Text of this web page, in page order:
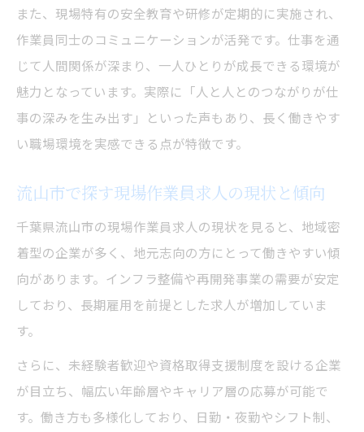
また、現場特有の安全教育や研修が定期的に実施され、
作業員同士のコミュニケーションが活発です。仕事を通
じて人間関係が深まり、一人ひとりが成長できる環境が
魅力となっています。実際に「人と人とのつながりが仕
事の深みを生み出す」といった声もあり、長く働きやす
い職場環境を実感できる点が特徴です。
流山市で探す現場作業員求人の現状と傾向
千葉県流山市の現場作業員求人の現状を見ると、地域密
着型の企業が多く、地元志向の方にとって働きやすい傾
向があります。インフラ整備や再開発事業の需要が安定
しており、長期雇用を前提とした求人が増加していま
す。
さらに、未経験者歓迎や資格取得支援制度を設ける企業
が目立ち、幅広い年齢層やキャリア層の応募が可能で
す。働き方も多様化しており、日勤・夜勤やシフト制、